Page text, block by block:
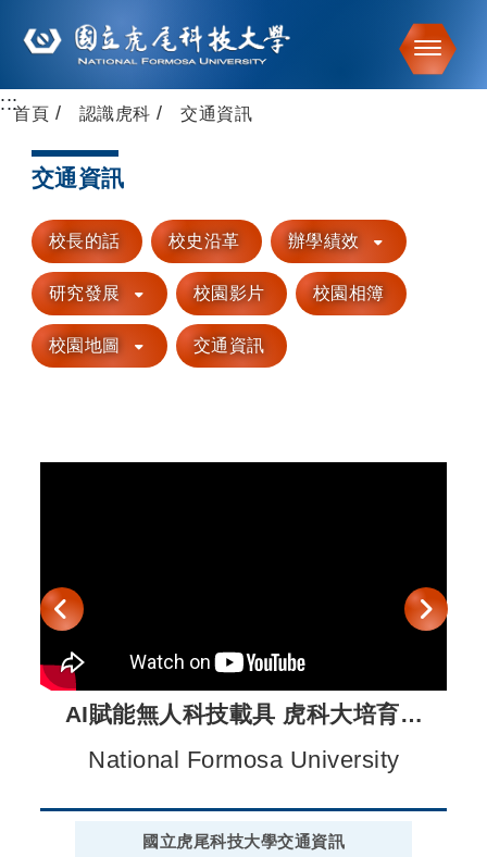
跳到主要內容
:::首頁 認識虎科 交通資訊
交通資訊
校長的話 校史沿革 辦學績效
研究發展 校園影片 校園相簿
校園地圖 交通資訊
AI賦能無人科技載具 虎科大培育產
National Formosa University
國立虎尾科技大學交通資訊